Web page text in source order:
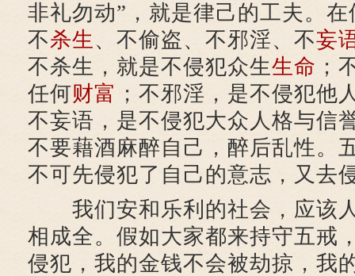
非礼勿动”，就是律己的工夫。在
不杀生 、不偷盗、不邪淫、不妄
不杀生，就是不侵犯众生生命 ；
任何财富 ；不邪淫，是不侵犯他
不妄语，是不侵犯大众人格与信
不要藉酒麻醉自己，醉后乱性。
不可先侵犯了自己的意志，又去
我们安和乐利的社会，应该
相成全。假如大家都来持守五戒
侵犯，我的金钱不会被劫掠，我